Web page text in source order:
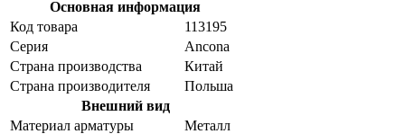
Основная информация
Код товара
113195
Серия
Ancona
Страна производства
Китай
Страна производителя
Польша
Внешний вид
Материал арматуры
Металл